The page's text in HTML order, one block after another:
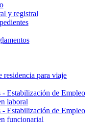
y registral
residencia para viaje
- Estabilización de Empleo
laboral
- Estabilización de Empleo
funcionarial